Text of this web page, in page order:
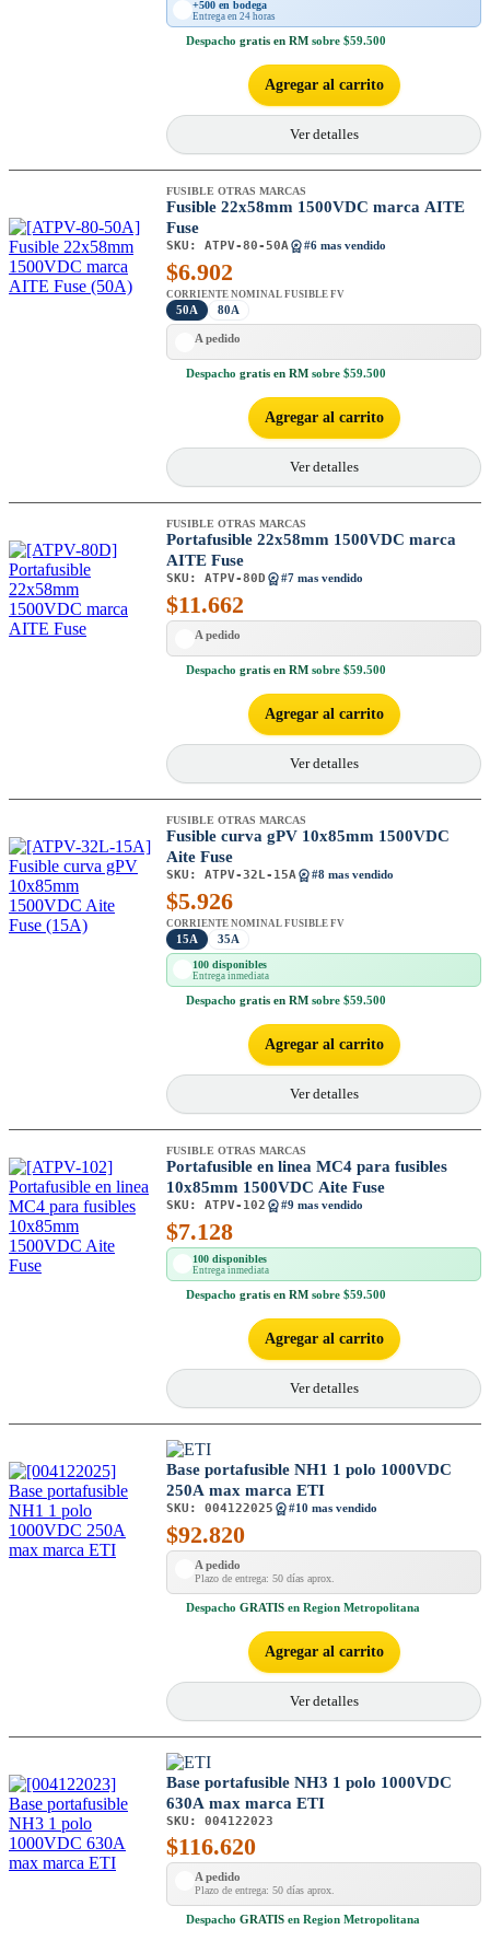
+500 en bodega
Entrega en 24 horas
Despacho gratis en RM sobre $59.500
Agregar al carrito
Ver detalles
FUSIBLE OTRAS MARCAS
Fusible 22x58mm 1500VDC marca AITE
Fuse
SKU: ATPV-80-50A #6 mas vendido
$6.902
CORRIENTE NOMINAL FUSIBLE FV
50A 80A
A pedido
Despacho gratis en RM sobre $59.500
Agregar al carrito
Ver detalles
FUSIBLE OTRAS MARCAS
Portafusible 22x58mm 1500VDC marca
AITE Fuse
SKU: ATPV-80D #7 mas vendido
$11.662
A pedido
Despacho gratis en RM sobre $59.500
Agregar al carrito
Ver detalles
FUSIBLE OTRAS MARCAS
Fusible curva gPV 10x85mm 1500VDC
Aite Fuse
SKU: ATPV-32L-15A #8 mas vendido
$5.926
CORRIENTE NOMINAL FUSIBLE FV
15A 35A
100 disponibles
Entrega inmediata
Despacho gratis en RM sobre $59.500
Agregar al carrito
Ver detalles
FUSIBLE OTRAS MARCAS
Portafusible en linea MC4 para fusibles
10x85mm 1500VDC Aite Fuse
SKU: ATPV-102 #9 mas vendido
$7.128
100 disponibles
Entrega inmediata
Despacho gratis en RM sobre $59.500
Agregar al carrito
Ver detalles
Base portafusible NH1 1 polo 1000VDC
250A max marca ETI
SKU: 004122025 #10 mas vendido
$92.820
A pedido
Plazo de entrega: 50 días aprox.
Despacho GRATIS en Region Metropolitana
Agregar al carrito
Ver detalles
Base portafusible NH3 1 polo 1000VDC
630A max marca ETI
SKU: 004122023
$116.620
A pedido
Plazo de entrega: 50 días aprox.
Despacho GRATIS en Region Metropolitana